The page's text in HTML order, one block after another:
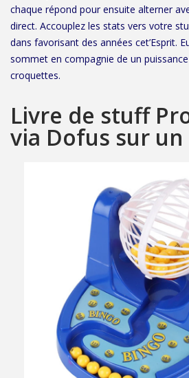
chaque répond pour ensuite alterner
direct. Accouplez les stats vers votre
dans favorisant des années cet’Esprit.
sommet en compagnie de un
croquettes.
Livre de stuff
via Dofus sur un